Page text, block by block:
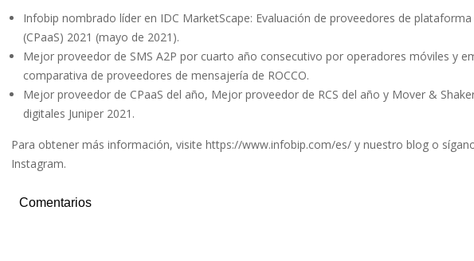
Infobip nombrado líder en IDC MarketScape: Evaluación de proveedores de
(CPaaS) 2021 (mayo de 2021).
Mejor proveedor de SMS A2P por cuarto año consecutivo por operadores móviles y
comparativa de proveedores de mensajería de ROCCO.
Mejor proveedor de CPaaS del año, Mejor proveedor de RCS del año y Mover &
digitales Juniper 2021.
Para obtener más información, visite https://www.infobip.com/es/ y nuestro blog o
Instagram.
Comentarios